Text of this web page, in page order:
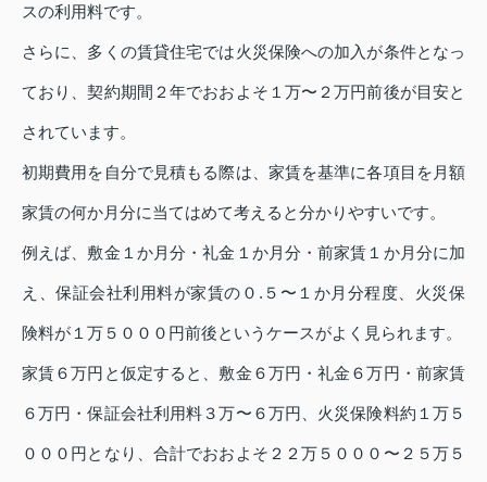
スの利用料です。
さらに、多くの賃貸住宅では火災保険への加入が条件となっ
ており、契約期間２年でおおよそ１万〜２万円前後が目安と
されています。
初期費用を自分で見積もる際は、家賃を基準に各項目を月額
家賃の何か月分に当てはめて考えると分かりやすいです。
例えば、敷金１か月分・礼金１か月分・前家賃１か月分に加
え、保証会社利用料が家賃の０.５〜１か月分程度、火災保
険料が１万５０００円前後というケースがよく見られます。
家賃６万円と仮定すると、敷金６万円・礼金６万円・前家賃
６万円・保証会社利用料３万〜６万円、火災保険料約１万５
０００円となり、合計でおおよそ２２万５０００〜２５万５